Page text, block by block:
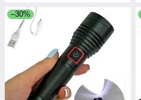
–30%